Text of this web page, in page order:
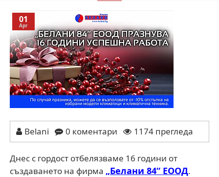
01
Apr
Belani 0 коментари 1174 прегледа
Днес с гордост отбелязваме 16 години от
създаването на фирма „Белани 84“ ЕООД.